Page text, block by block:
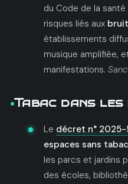
du Code de la
risques liés aux
établissements
musique amplifiée,
manifestations.
Tabac dans
Le décret n°
espaces sans
les parcs et jardins
des écoles,